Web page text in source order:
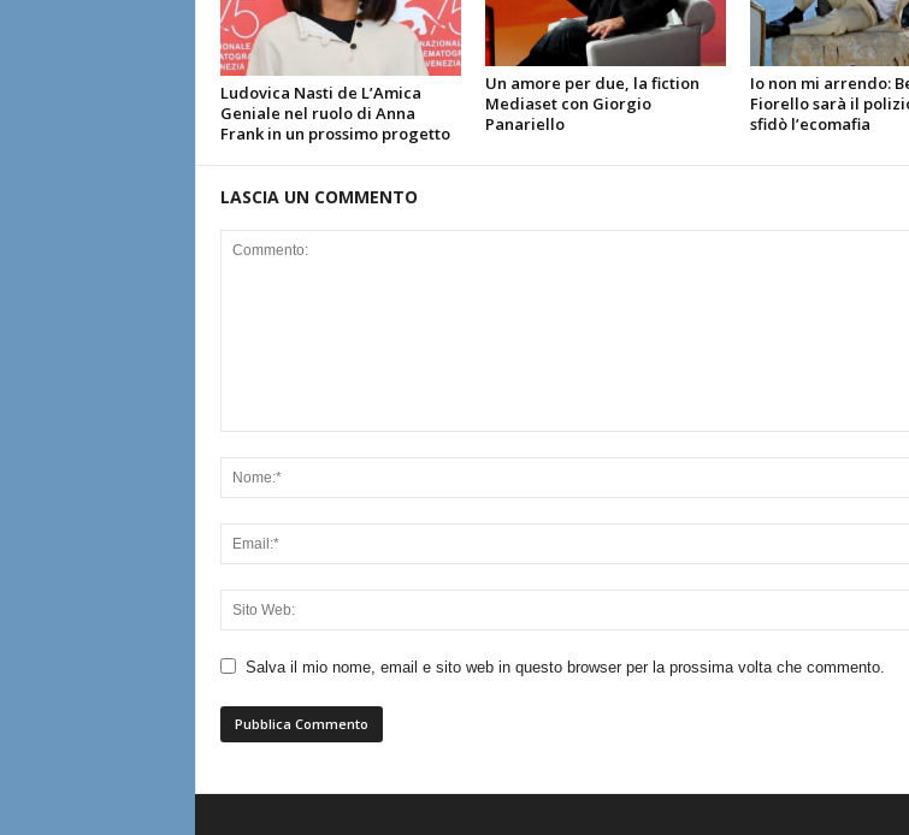
Ludovica Nasti de L’Amica
Geniale nel ruolo di Anna
Frank in un prossimo progetto
Un amore per due, la fiction
Mediaset con Giorgio
Panariello
Io non mi arrendo:
Fiorello sarà il
sfidò l’ecomafia
LASCIA UN COMMENTO
Salva il mio nome, email e sito web in questo browser per la prossima volta che commento.